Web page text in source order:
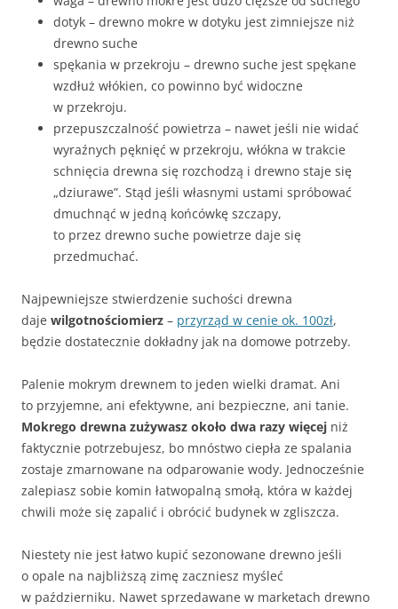
dotyk – drewno mokre w dotyku jest zimniejsze niż
drewno suche
spękania w przekroju – drewno suche jest spękane
wzdłuż włókien, co powinno być widoczne
w przekroju.
przepuszczalność powietrza – nawet jeśli nie widać
wyraźnych pęknięć w przekroju, włókna w trakcie
schnięcia drewna się rozchodzą i drewno staje się
„dziurawe”. Stąd jeśli własnymi ustami spróbować
dmuchnąć w jedną końcówkę szczapy,
to przez drewno suche powietrze daje się
przedmuchać.
Najpewniejsze stwierdzenie suchości drewna
daje wilgotnościomierz – przyrząd w cenie ok. 100zł,
będzie dostatecznie dokładny jak na domowe potrzeby.
Palenie mokrym drewnem to jeden wielki dramat. Ani
to przyjemne, ani efektywne, ani bezpieczne, ani tanie.
Mokrego drewna zużywasz około dwa razy więcej niż
faktycznie potrzebujesz, bo mnóstwo ciepła ze spalania
zostaje zmarnowane na odparowanie wody. Jednocześnie
zalepiasz sobie komin łatwopalną smołą, która w każdej
chwili może się zapalić i obrócić budynek w zgliszcza.
Niestety nie jest łatwo kupić sezonowane drewno jeśli
o opale na najbliższą zimę zaczniesz myśleć
w październiku. Nawet sprzedawane w marketach drewno